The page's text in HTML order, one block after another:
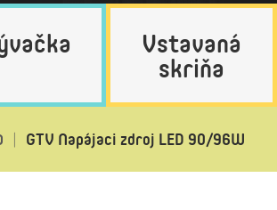
Vstavaná
skriňa
GTV Napájaci zdroj LED 90/96W